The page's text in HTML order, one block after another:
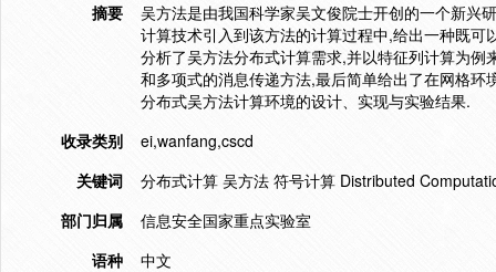
摘要
吴方法是由我国科学家吴文俊院士开创的一个新兴
计算技术引入到该方法的计算过程中,给出一种既
分析了吴方法分布式计算需求,并以特征列计算为
和多项式的消息传递方法,最后简单给出了在网格
分布式吴方法计算环境的设计、实现与实验结果.
收录类别
ei,wanfang,cscd
关键词
分布式计算 吴方法 符号计算 Distributed
部门归属
信息安全国家重点实验室
语种
中文